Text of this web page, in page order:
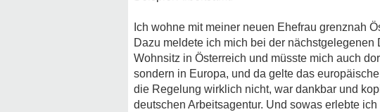
Ich wohne mit meiner neuen Ehefrau grenznah
Dazu meldete ich mich bei der
Wohnsitz in Österreich und müsste mich auch
sondern in Europa, und da gelte das
die Regelung wirklich nicht, war dankbar und
deutschen Arbeitsagentur. Und sowas erlebte